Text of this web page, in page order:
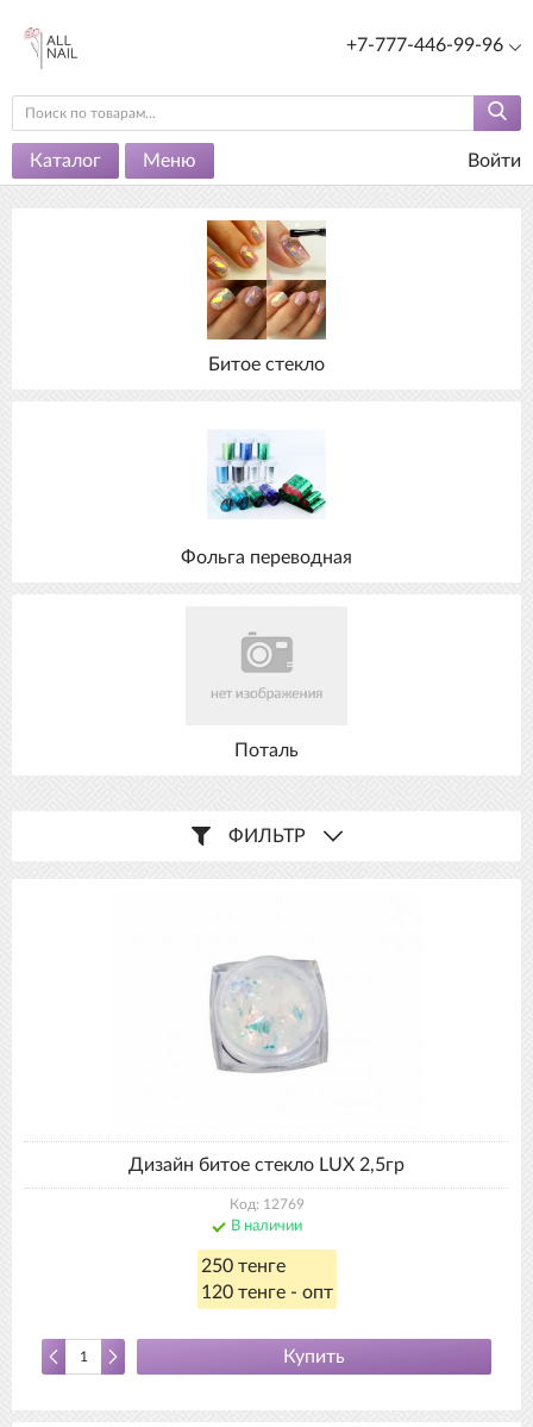
+7-777-446-99-96
Каталог Меню Войти
Битое стекло
Фольга переводная
Поталь
ФИЛЬТР
Дизайн битое стекло LUX 2,5гр
Код: 12769
В наличии
250 тенге
120 тенге - опт
Купить